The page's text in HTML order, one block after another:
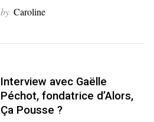
by Caroline
Interview avec Gaëlle
Péchot, fondatrice d’Alors,
Ça Pousse ?